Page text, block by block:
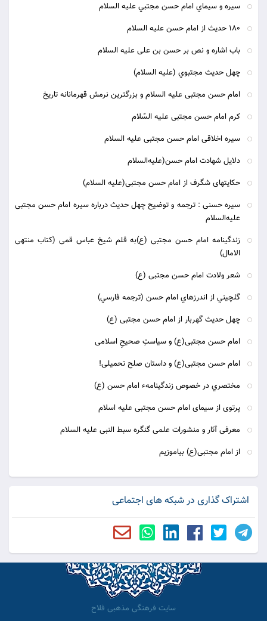
سيره و سيماي امام حسن مجتبي عليه السلام
180 حديث از امام حسن عليه السلام
باب اشاره و نص بر حسن بن على عليه السلام
چهل حديث مجتبوي (عليه السلام)
امام حسن مجتبی علیه السلام و بزرگترین نرمش قهرمانانه تاریخ
کرم امام حسن مجتبی علیه السّلام
سیره اخلاقی امام حسن مجتبی علیه السلام
دلایل شهادت امام حسن(علیه‌السلام
حکایتهای شگرف از امام حسن مجتبی(علیه السلام)
سیره حسنی : ترجمه و توضیح چهل حدیث درباره سیره امام حسن مجتبی
علیه‌ا‌لسلام
زندگینامه امام حسن مجتبی (ع)به قلم شیخ عباس قمی (کتاب منتهی
الامال)
شعر ولادت امام حسن مجتبی (ع)
گلچيني از اندرزهاي امام حسن (ترجمه فارسي)
چهل حديث گهربار از امام حسن مجتبی (ع)
امام حسن مجتبی(ع) و سیاستِ صحیحِ اسلامی
امام حسن مجتبی(ع) و داستان صلح تحمیلی!
مختصري در خصوص زندگينامهء امام حسن (ع)
پرتوی از سیمای امام حسن مجتبی علیه اسلام
معرفی آثار و منشورات علمی گنگره سبط النبی علیه السلام
از امام مجتبی(ع) بیاموزیم
اشتراک گذاری در شبکه های اجتماعی
سایت فرهنگی مذهبی فلاح